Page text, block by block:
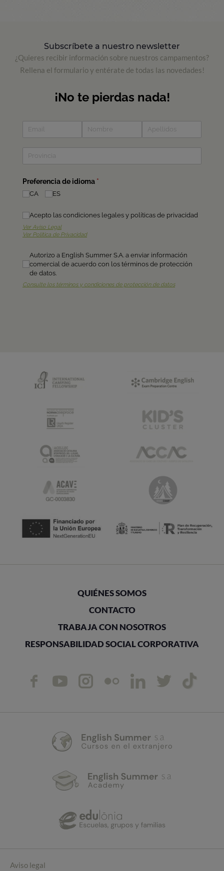
Subscríbete a nuestro newsletter
¿Quieres recibir información sobre nuestros campamentos?
Rellena el formulario y entérate de todas las novedades!
QUIÉNES SOMOS
CONTACTO
TRABAJA CON NOSOTROS
RESPONSABILIDAD SOCIAL CORPORATIVA
Aviso legal